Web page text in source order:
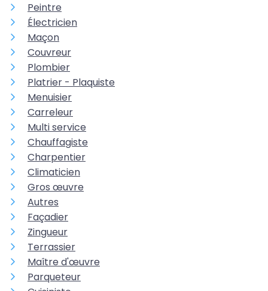
Peintre
Électricien
Maçon
Couvreur
Plombier
Platrier - Plaquiste
Menuisier
Carreleur
Multi service
Chauffagiste
Charpentier
Climaticien
Gros œuvre
Autres
Façadier
Zingueur
Terrassier
Maître d'œuvre
Parqueteur